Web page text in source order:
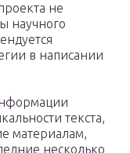
не
научного
в написании
текста,
материалам,
несколько